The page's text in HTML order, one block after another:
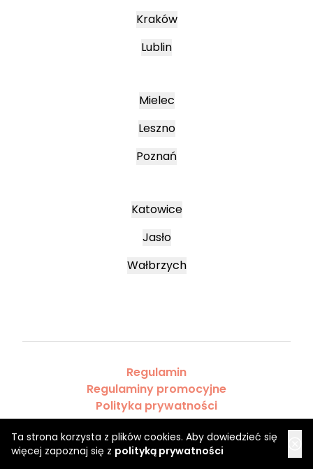
Ta strona korzysta z plików cookies. Aby dowiedzieć się
więcej zapoznaj się z polityką prywatności
Kraków
Lublin
Mielec
Leszno
Poznań
Katowice
Jasło
Wałbrzych
Regulamin
Regulaminy promocyjne
Polityka prywatności